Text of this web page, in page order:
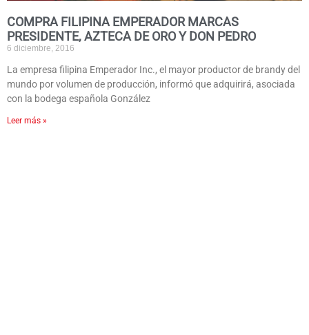
COMPRA FILIPINA EMPERADOR MARCAS
PRESIDENTE, AZTECA DE ORO Y DON PEDRO
6 diciembre, 2016
La empresa filipina Emperador Inc., el mayor productor de brandy del
mundo por volumen de producción, informó que adquirirá, asociada
con la bodega española González
Leer más »